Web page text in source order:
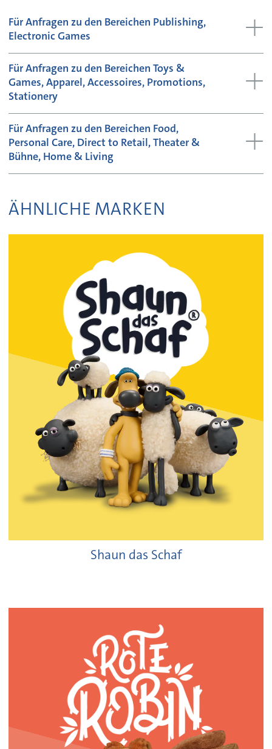
Für Anfragen zu den Bereichen Publishing,
Electronic Games
Für Anfragen zu den Bereichen Toys &
Games, Apparel, Accessoires, Promotions,
Stationery
Für Anfragen zu den Bereichen Food,
Personal Care, Direct to Retail, Theater &
Bühne, Home & Living
ÄHNLICHE MARKEN
Shaun das Schaf